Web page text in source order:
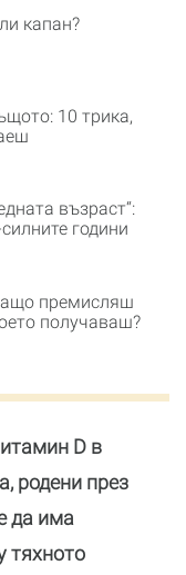
капан?
10 трика,
възраст“:
години
премисляш
получаваш?
D в
родени през
да има
тяхното